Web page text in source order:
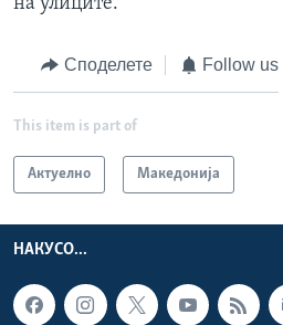
Споделете Follow us
This item is part of
Актуелно Македонија
НАКУСО...